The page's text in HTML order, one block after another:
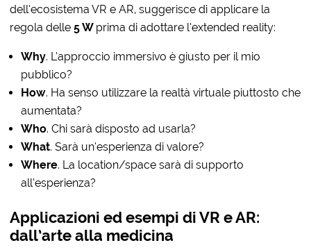
dell’ecosistema VR e AR, suggerisce di applicare la
regola delle5 W prima di adottare l’extended reality:
Why. L’approccio immersivo è giusto per il mio
pubblico?
How. Ha senso utilizzare la realtà virtuale piuttosto che
aumentata?
Who. Chi sarà disposto ad usarla?
What. Sarà un’esperienza di valore?
Where. La location/space sarà di supporto
all’esperienza?
Applicazioni ed esempi di VR e AR:
dall’arte alla medicina